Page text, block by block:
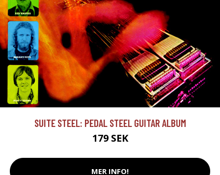
SUITE STEEL: PEDAL STEEL GUITAR ALBUM
179 SEK
MER INFO!